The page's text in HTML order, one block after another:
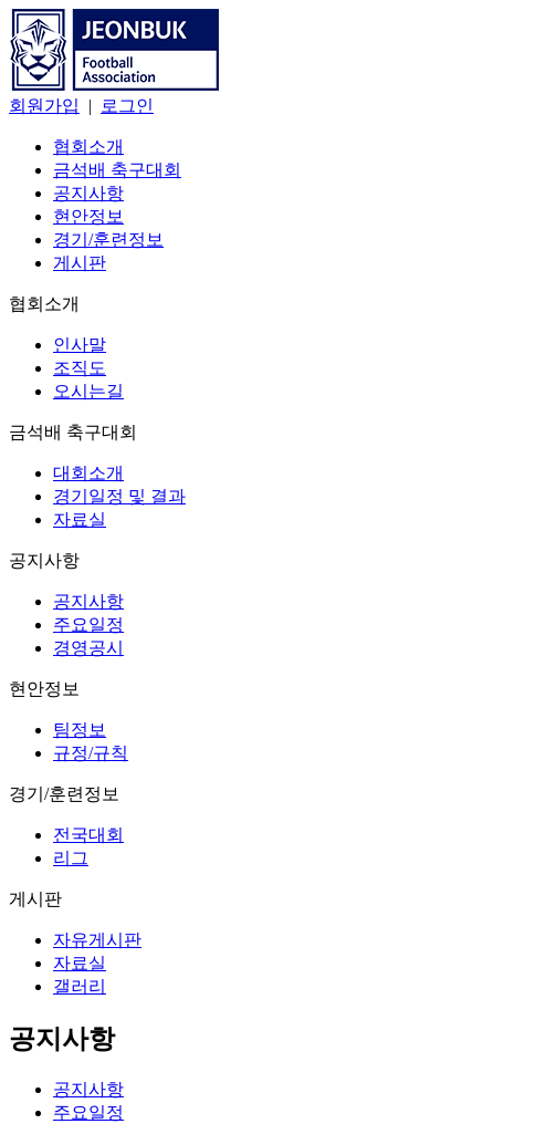
회원가입 | 로그인
협회소개
금석배 축구대회
공지사항
현안정보
경기/훈련정보
게시판
협회소개
인사말
조직도
오시는길
금석배 축구대회
대회소개
경기일정 및 결과
자료실
공지사항
공지사항
주요일정
경영공시
현안정보
팀정보
규정/규칙
경기/훈련정보
전국대회
리그
게시판
자유게시판
자료실
갤러리
공지사항
공지사항
주요일정